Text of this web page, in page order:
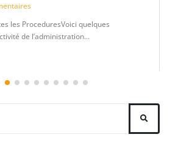
les ProceduresVoici quelques
de l’administration...